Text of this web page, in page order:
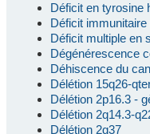
Déficit en tyrosine
Déficit
Déficit multiple en
Dégénérescence
Déhiscence du
Délétion 15q26-
Délétion 2p16.3 -
Délétion 2q14.3-
Délétion 2q37